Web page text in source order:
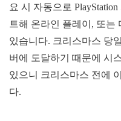
요 시 자동으로
트해 온라인 플레이, 또는
있습니다. 크리스마스 당
버에 도달하기 때문에 시
있으니 크리스마스 전에
다.